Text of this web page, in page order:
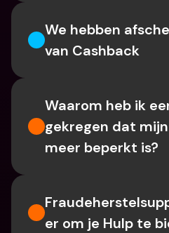
We hebben
van Cashback
Waarom heb ik
gekregen dat
meer beperkt is?
er om je Hulp te